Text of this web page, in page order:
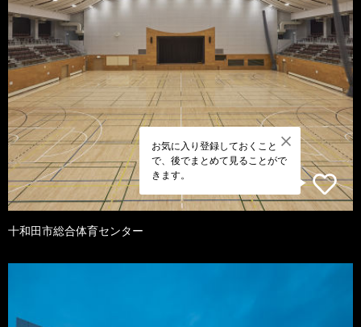
お気に入り登録しておくこと
で、後でまとめて見ることがで
きます。
十和田市総合体育センター